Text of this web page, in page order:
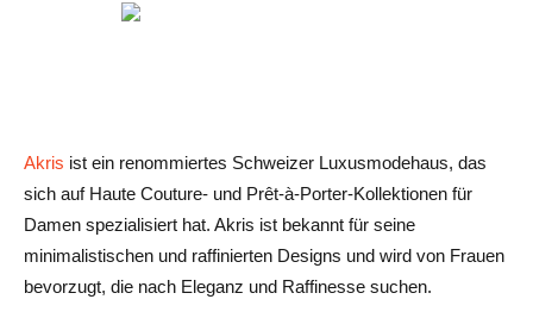
Akris ist ein renommiertes Schweizer Luxusmodehaus, das
sich auf Haute Couture- und Prêt-à-Porter-Kollektionen für
Damen spezialisiert hat. Akris ist bekannt für seine
minimalistischen und raffinierten Designs und wird von Frauen
bevorzugt, die nach Eleganz und Raffinesse suchen.